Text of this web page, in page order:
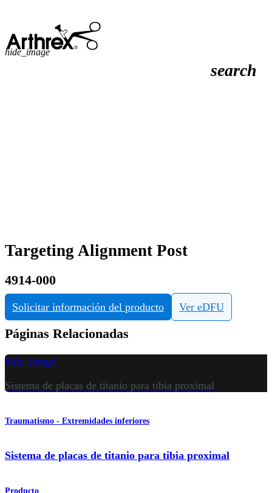
search
hide_image
Targeting Alignment Post
4914-000
Solicitar información del producto Ver eDFU
Páginas Relacionadas
hide_image
Sistema de placas de titanio para tibia proximal
Traumatismo - Extremidades inferiores
Sistema de placas de titanio para tibia proximal
Producto